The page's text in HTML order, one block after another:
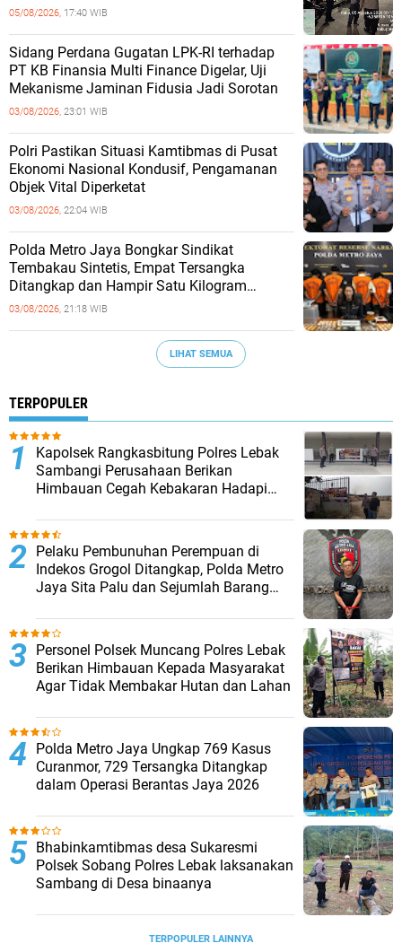
05/08/2026, 17:40 WIB
Sidang Perdana Gugatan LPK-RI terhadap
PT KB Finansia Multi Finance Digelar, Uji
Mekanisme Jaminan Fidusia Jadi Sorotan
03/08/2026, 23:01 WIB
‎Polri Pastikan Situasi Kamtibmas di Pusat
Ekonomi Nasional Kondusif, Pengamanan
Objek Vital Diperketat
03/08/2026, 22:04 WIB
‎Polda Metro Jaya Bongkar Sindikat
Tembakau Sintetis, Empat Tersangka
Ditangkap dan Hampir Satu Kilogram
Barang Bukti Disita
03/08/2026, 21:18 WIB
LIHAT SEMUA
TERPOPULER
Kapolsek Rangkasbitung Polres Lebak
Sambangi Perusahaan Berikan
Himbauan Cegah Kebakaran Hadapi
Pelaku Pembunuhan Perempuan di
Indekos Grogol Ditangkap, Polda Metro
Jaya Sita Palu dan Sejumlah Barang
Personel Polsek Muncang Polres Lebak
Berikan Himbauan Kepada Masyarakat
Agar Tidak Membakar Hutan dan Lahan
Polda Metro Jaya Ungkap 769 Kasus
Curanmor, 729 Tersangka Ditangkap
dalam Operasi Berantas Jaya 2026‎
Bhabinkamtibmas desa Sukaresmi
Polsek Sobang Polres Lebak laksanakan
Sambang di Desa binaanya
TERPOPULER LAINNYA